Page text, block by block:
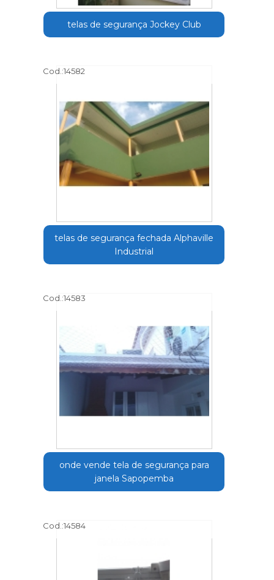
telas de segurança Jockey Club
Cod.:14582
telas de segurança fechada Alphaville
Industrial
Cod.:14583
onde vende tela de segurança para
janela Sapopemba
Cod.:14584